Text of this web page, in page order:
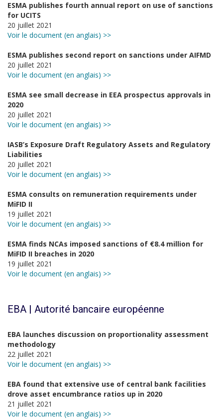
ESMA publishes fourth annual report on use of sanctions
for UCITS
20 juillet 2021
Voir le document (en anglais) >>
ESMA publishes second report on sanctions under AIFMD
20 juillet 2021
Voir le document (en anglais) >>
ESMA see small decrease in EEA prospectus approvals in
2020
20 juillet 2021
Voir le document (en anglais) >>
IASB’s Exposure Draft Regulatory Assets and Regulatory
Liabilities
20 juillet 2021
Voir le document (en anglais) >>
ESMA consults on remuneration requirements under
MiFID II
19 juillet 2021
Voir le document (en anglais) >>
ESMA finds NCAs imposed sanctions of €8.4 million for
MiFID II breaches in 2020
19 juillet 2021
Voir le document (en anglais) >>
EBA | Autorité bancaire européenne
EBA launches discussion on proportionality assessment
methodology
22 juillet 2021
Voir le document (en anglais) >>
EBA found that extensive use of central bank facilities
drove asset encumbrance ratios up in 2020
21 juillet 2021
Voir le document (en anglais) >>